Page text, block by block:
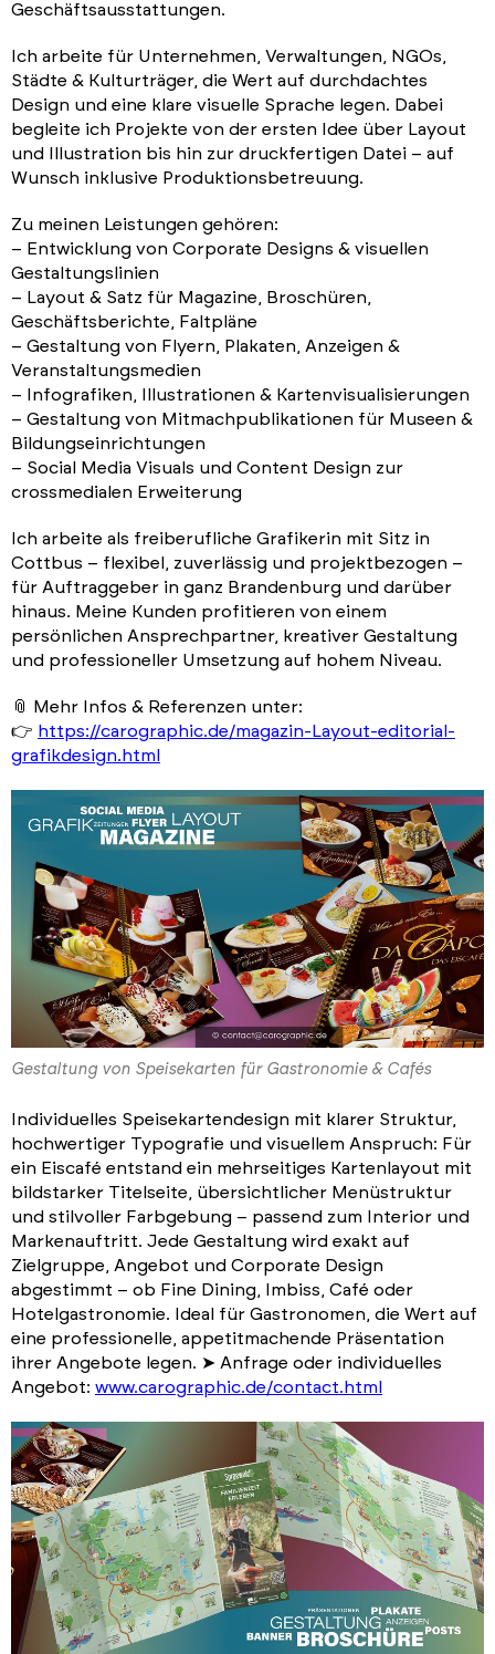
Geschäftsausstattungen.
Ich arbeite für Unternehmen, Verwaltungen, NGOs,
Städte & Kulturträger, die Wert auf durchdachtes
Design und eine klare visuelle Sprache legen. Dabei
begleite ich Projekte von der ersten Idee über Layout
und Illustration bis hin zur druckfertigen Datei – auf
Wunsch inklusive Produktionsbetreuung.
Zu meinen Leistungen gehören:
– Entwicklung von Corporate Designs & visuellen
Gestaltungslinien
– Layout & Satz für Magazine, Broschüren,
Geschäftsberichte, Faltpläne
– Gestaltung von Flyern, Plakaten, Anzeigen &
Veranstaltungsmedien
– Infografiken, Illustrationen & Kartenvisualisierungen
– Gestaltung von Mitmachpublikationen für Museen &
Bildungseinrichtungen
– Social Media Visuals und Content Design zur
crossmedialen Erweiterung
Ich arbeite als freiberufliche Grafikerin mit Sitz in
Cottbus – flexibel, zuverlässig und projektbezogen –
für Auftraggeber in ganz Brandenburg und darüber
hinaus. Meine Kunden profitieren von einem
persönlichen Ansprechpartner, kreativer Gestaltung
und professioneller Umsetzung auf hohem Niveau.
📎 Mehr Infos & Referenzen unter:
👉 https://carographic.de/magazin-Layout-editorial-
grafikdesign.html
Gestaltung von Speisekarten für Gastronomie & Cafés
Individuelles Speisekartendesign mit klarer Struktur,
hochwertiger Typografie und visuellem Anspruch: Für
ein Eiscafé entstand ein mehrseitiges Kartenlayout mit
bildstarker Titelseite, übersichtlicher Menüstruktur
und stilvoller Farbgebung – passend zum Interior und
Markenauftritt. Jede Gestaltung wird exakt auf
Zielgruppe, Angebot und Corporate Design
abgestimmt – ob Fine Dining, Imbiss, Café oder
Hotelgastronomie. Ideal für Gastronomen, die Wert auf
eine professionelle, appetitmachende Präsentation
ihrer Angebote legen. ➤ Anfrage oder individuelles
Angebot: www.carographic.de/contact.html